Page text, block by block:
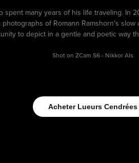
spent many years of his life traveling.
of Romann Ramshorn's
to depict in a gentle and poetic
Shot on ZCam S6 - Nikkor AIs
Acheter Lueurs Cendrées